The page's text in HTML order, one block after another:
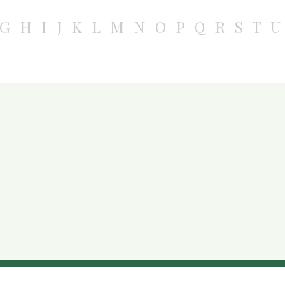
G H I J K L M N O P Q R S T U